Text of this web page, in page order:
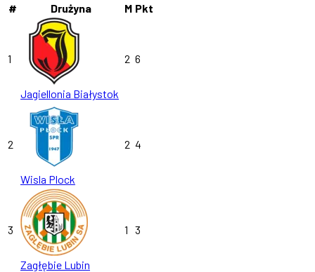
#
Drużyna M Pkt
1
Jagiellonia Białystok
2 6
2
Wisla Plock
2 4
3
Zagłębie Lubin
1 3